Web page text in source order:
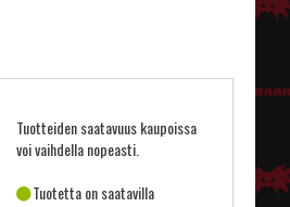
Tuotteiden saatavuus kaupoissa
voi vaihdella nopeasti.
Tuotetta on saatavilla